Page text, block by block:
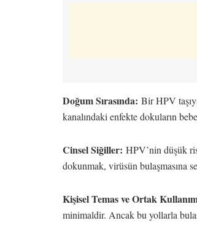
Doğum Sırasında: Bir HPV
kanalındaki enfekte dokuların
Cinsel Siğiller: HPV’nin düşük
dokunmak, virüsün bulaşmasına
Kişisel Temas ve Ortak
minimaldir. Ancak bu yollarla